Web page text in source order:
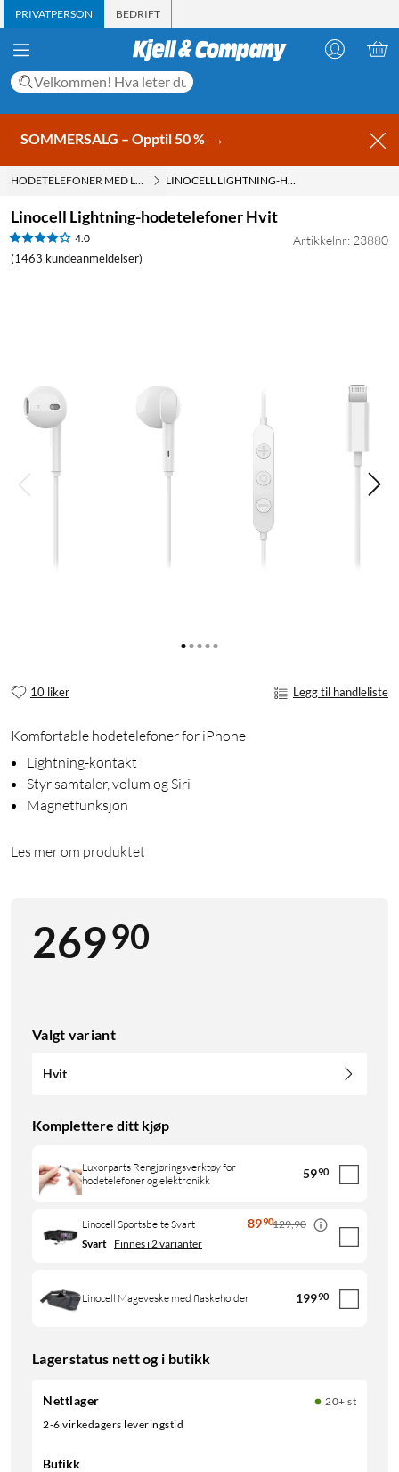
PRIVATPERSON BEDRIFT
SOMMERSALG – Opptil 50 % →
HODETELEFONER MED LEDNING LINOCELL LIGHTNING-HODETELEFONER HVIT
Linocell Lightning-hodetelefoner Hvit
4.0
(1463 kundeanmeldelser)
Artikkelnr: 23880
10 liker Legg til handleliste
Komfortable hodetelefoner for iPhone
Lightning-kontakt
Styr samtaler, volum og Siri
Magnetfunksjon
Les mer om produktet
26990
Valgt variant
Hvit
Komplettere ditt kjøp
Luxorparts Rengjøringsverktøy for
hodetelefoner og elektronikk
5990
Linocell Sportsbelte Svart 8990129,90
Svart Finnes i 2 varianter
Linocell Mageveske med flaskeholder 19990
Lagerstatus nett og i butikk
Nettlager
20+ st
2-6 virkedagers leveringstid
Butikk